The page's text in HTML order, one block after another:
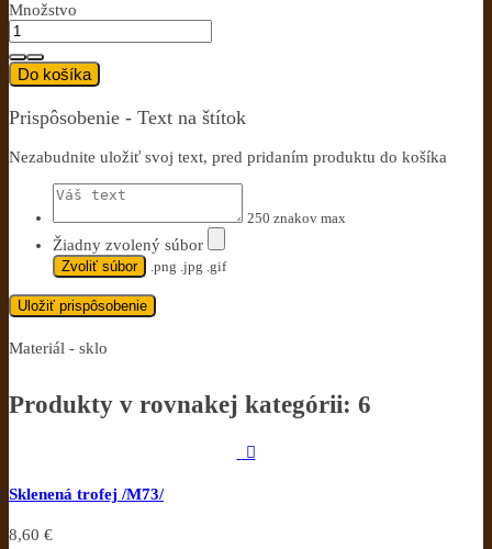
Množstvo
Do košíka
Prispôsobenie - Text na štítok
Nezabudnite uložiť svoj text, pred pridaním produktu do košíka
250 znakov max
Žiadny zvolený súbor
Zvoliť súbor .png .jpg .gif
Uložiť prispôsobenie
Materiál - sklo
Produkty v rovnakej kategórii: 6

Sklenená trofej /M73/
8,60 €